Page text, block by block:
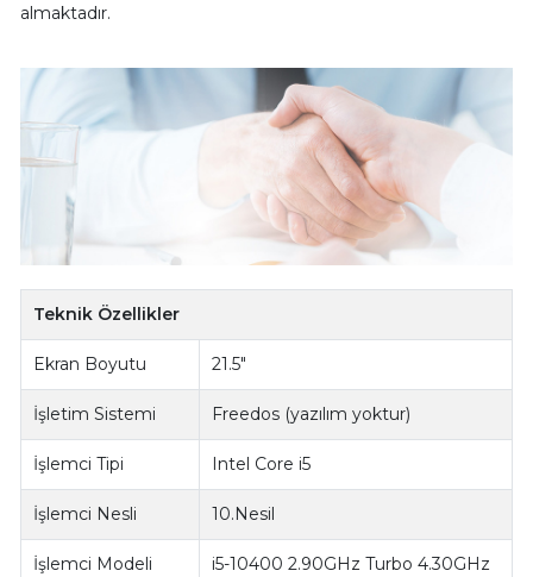
almaktadır.
Teknik Özellikler
Ekran Boyutu 21.5"
İşletim Sistemi Freedos (yazılım yoktur)
İşlemci Tipi Intel Core i5
İşlemci Nesli 10.Nesil
İşlemci Modeli
i5-10400 2.90GHz Turbo 4.30GHz